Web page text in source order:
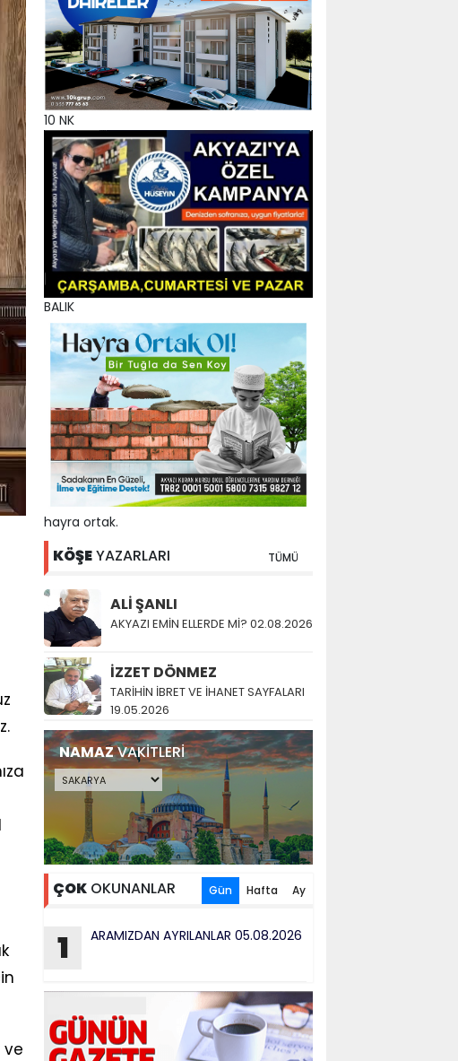
ve
10 NK
BALIK
hayra ortak.
KÖŞEYAZARLARI TÜMÜ
ALİ ŞANLI
AKYAZI EMİN ELLERDE Mİ? 02.08.2026
İZZET DÖNMEZ
TARİHİN İBRET VE İHANET SAYFALARI
19.05.2026
NAMAZVAKİTLERİ
ÇOK OKUNANLAR Gün Hafta Ay
1 ARAMIZDAN AYRILANLAR 05.08.2026